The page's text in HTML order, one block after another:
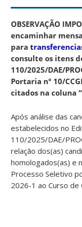
OBSERVAÇÃO
encaminhar
para
consulte os itens
110/2025/DAE/
Portaria nº 10/
citados na coluna
Após análise das
estabelecidos no
110/2025/DAE/
relação dos(as)
homologados(as) e
Processo Seletivo
2026-1 ao Curso de